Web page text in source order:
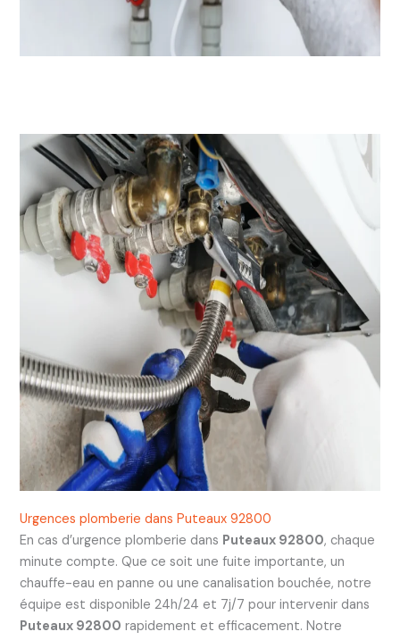
Urgences plomberie dans Puteaux 92800
En cas d’urgence plomberie dans Puteaux 92800, chaque
minute compte. Que ce soit une fuite importante, un
chauffe-eau en panne ou une canalisation bouchée, notre
équipe est disponible 24h/24 et 7j/7 pour intervenir dans
Puteaux 92800 rapidement et efficacement. Notre